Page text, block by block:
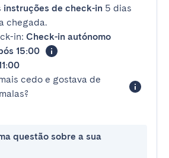
instruções de check-in 5 dias
chegada.
in: Check-in autónomo
15:00
cedo e gostava de
questão sobre a sua